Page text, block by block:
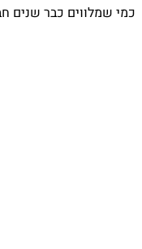
כמי שמלווים כבר שנים